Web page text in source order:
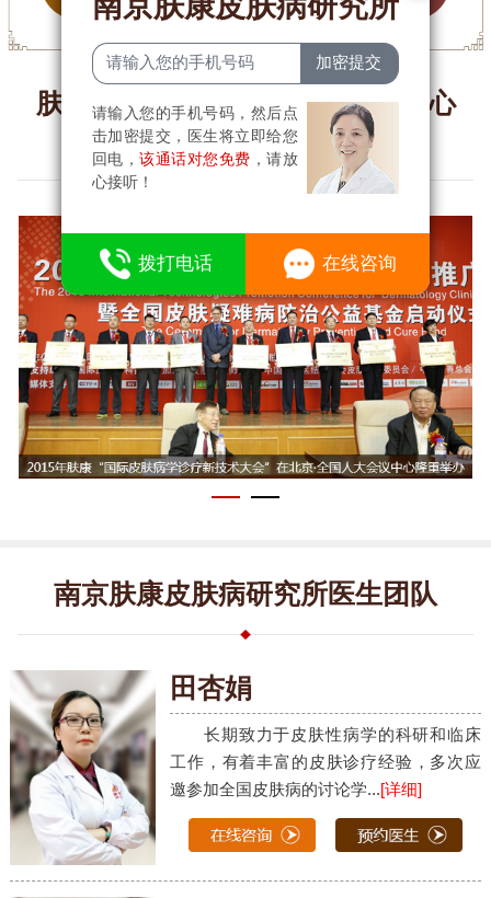
肤康多次在北京·全国人大会议中心
举办国际性皮肤峰会
南京肤康皮肤病研究所医生团队
田杏娟
长期致力于皮肤性病学的科研和临床
工作，有着丰富的皮肤诊疗经验，多次应
邀参加全国皮肤病的讨论学...[详细]
请输入您的手机号码，然后点
击加密提交，医生将立即给您
回电，该通话对您免费 ，请放
心接听！
拨打电话
8
在线咨询